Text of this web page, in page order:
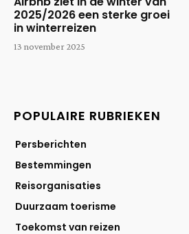
2025/2026 een sterke groei
in winterreizen
13 november 2025
POPULAIRE RUBRIEKEN
Persberichten
Bestemmingen
Reisorganisaties
Duurzaam toerisme
Toekomst van reizen